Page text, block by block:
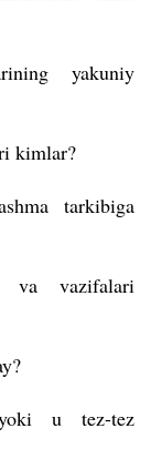
yakuniy
kimlar?
tarkibiga
va vazifalari
u tez-tez